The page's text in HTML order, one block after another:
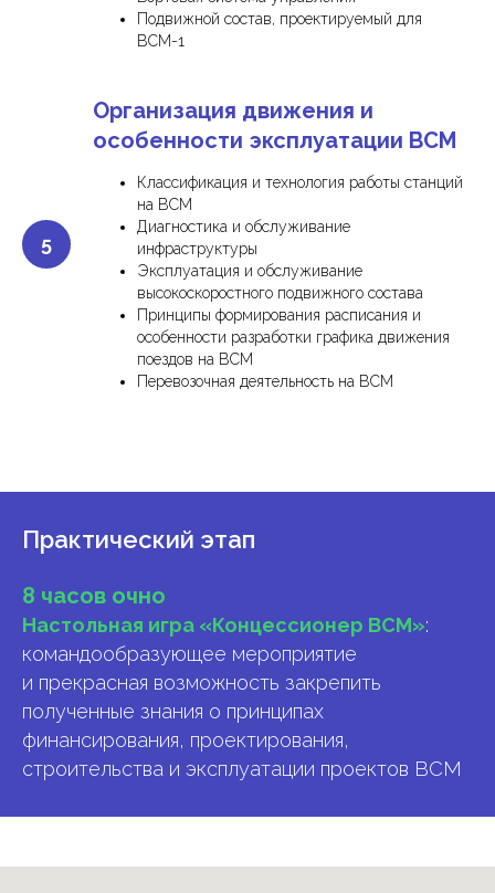
Подвижной состав, проектируемый для
ВСМ-1
Организация движения и
особенности эксплуатации ВСМ
Классификация и технология работы станций
на ВСМ
Диагностика и обслуживание
инфраструктуры
Эксплуатация и обслуживание
высокоскоростного подвижного состава
Принципы формирования расписания и
особенности разработки графика движения
поездов на ВСМ
Перевозочная деятельность на ВСМ
Практический этап
8 часов очно
Настольная игра «Концессионер ВСМ»:
командообразующее мероприятие
и прекрасная возможность закрепить
полученные знания о принципах
финансирования, проектирования,
строительства и эксплуатации проектов ВСМ